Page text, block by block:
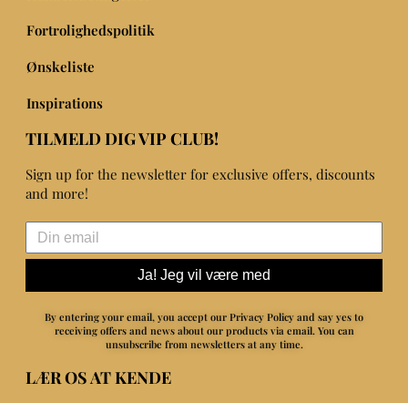
Fortrolighedspolitik
Ønskeliste
Inspirations
TILMELD DIG VIP CLUB!
Sign up for the newsletter for exclusive offers, discounts
and more!
Ja! Jeg vil være med
By entering your email, you accept our Privacy Policy and say yes to
receiving offers and news about our products via email. You can
unsubscribe from newsletters at any time.
LÆR OS AT KENDE